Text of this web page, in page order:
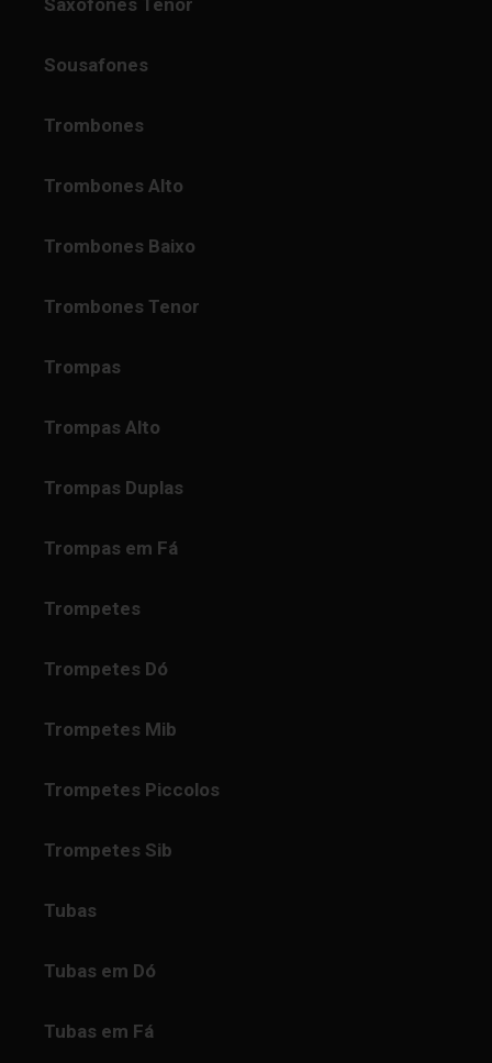
Saxofones Tenor
Sousafones
Trombones
Trombones Alto
Trombones Baixo
Trombones Tenor
Trompas
Trompas Alto
Trompas Duplas
Trompas em Fá
Trompetes
Trompetes Dó
Trompetes Mib
Trompetes Piccolos
Trompetes Sib
Tubas
Tubas em Dó
Tubas em Fá